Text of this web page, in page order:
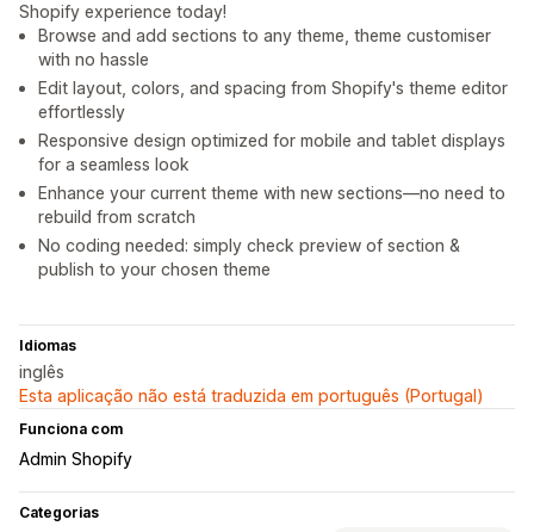
Shopify experience today!
Browse and add sections to any theme, theme customiser
with no hassle
Edit layout, colors, and spacing from Shopify's theme editor
effortlessly
Responsive design optimized for mobile and tablet displays
for a seamless look
Enhance your current theme with new sections—no need to
rebuild from scratch
No coding needed: simply check preview of section &
publish to your chosen theme
Idiomas
inglês
Esta aplicação não está traduzida em português (Portugal)
Funciona com
Admin Shopify
Categorias